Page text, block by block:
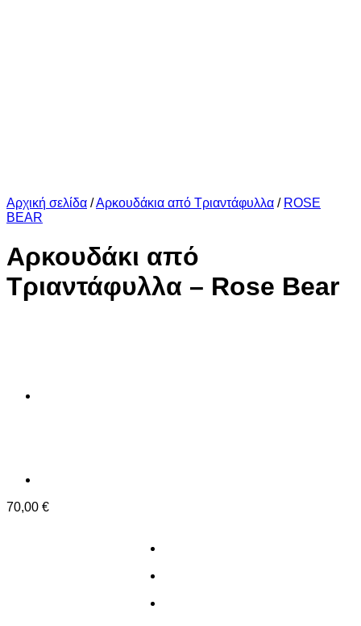
Αρχική σελίδα /Αρκουδάκια από Τριαντάφυλλα / ROSE
BEAR
Αρκουδάκι από
Τριαντάφυλλα – Rose Bear
70,00 €